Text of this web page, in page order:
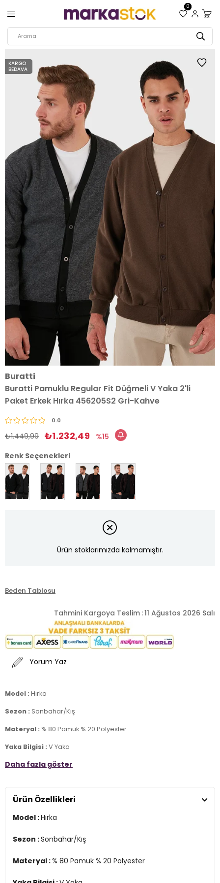
0
KARGO
BEDAVA
Buratti
Buratti Pamuklu Regular Fit Düğmeli V Yaka 2'li
Paket Erkek Hırka 456205S2 Gri-Kahve
0.0
₺1.449,99 ₺1.232,49
15
Renk Seçenekleri
Ürün stoklarımızda kalmamıştır.
Beden Tablosu
Tahmini Kargoya Teslim :11 Ağustos 2026 Salı
Yorum Yaz
Model : Hırka
Sezon : Sonbahar/Kış
Materyal : % 80 Pamuk % 20 Polyester
Yaka Bilgisi : V Yaka
Kol Bilgisi :Uzun Kol
Kalıp Bilgisi :Regular Fit
Manken Ölçüsü :
Üretim Yeri :Türkiye
Daha fazla göster
Ürün Özellikleri
Model :Hırka
Sezon :Sonbahar/Kış
Materyal :% 80 Pamuk % 20 Polyester